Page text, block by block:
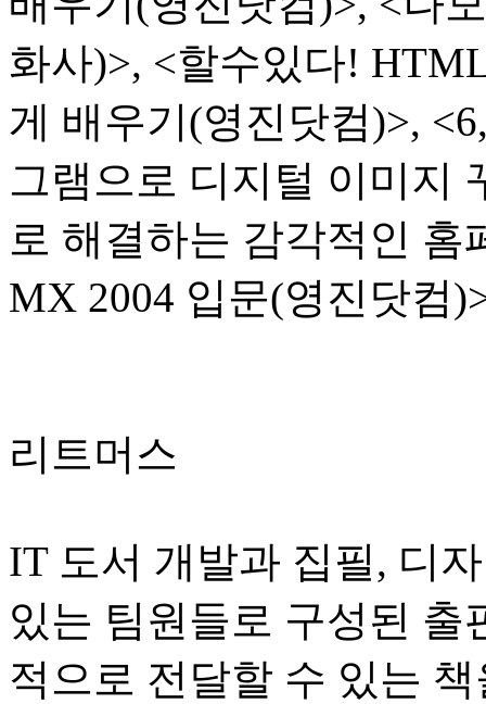
화사)>, <할수있다!
게 배우기(영진닷컴)>,
그램으로 디지털 이미지
로 해결하는 감각적인 홈
MX 2004 입문(영진닷컴
리트머스
IT 도서 개발과 집필, 디
있는 팀원들로 구성된 출
적으로 전달할 수 있는